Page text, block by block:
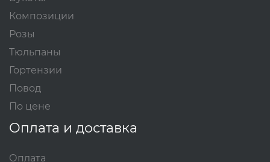
Композиции
Розы
Тюльпаны
Гортензии
Повод
По цене
Оплата и доставка
Оплата